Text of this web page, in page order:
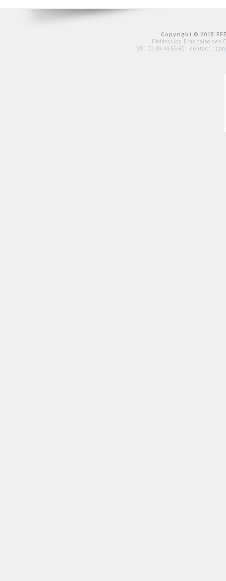
Copyright © 2015
Fédération Française des
tél : 01 39 44 65 80 | contact :